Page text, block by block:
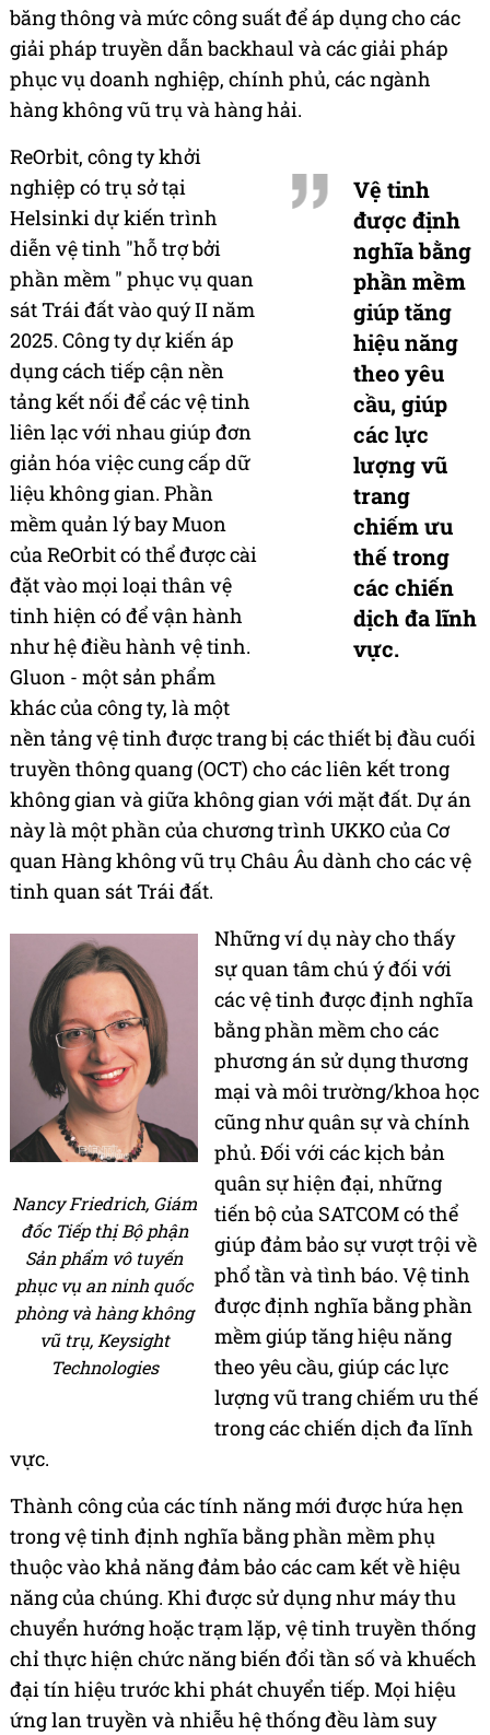
băng thông và mức công suất để áp dụng cho các
giải pháp truyền dẫn backhaul và các giải pháp
phục vụ doanh nghiệp, chính phủ, các ngành
hàng không vũ trụ và hàng hải.
Vệ tinh
được định
nghĩa bằng
phần mềm
giúp tăng
hiệu năng
theo yêu
cầu, giúp
các lực
lượng vũ
trang
chiếm ưu
thế trong
các chiến
dịch đa lĩnh
vực.
ReOrbit, công ty khởi
nghiệp có trụ sở tại
Helsinki dự kiến trình
diễn vệ tinh "hỗ trợ bởi
phần mềm " phục vụ quan
sát Trái đất vào quý II năm
2025. Công ty dự kiến áp
dụng cách tiếp cận nền
tảng kết nối để các vệ tinh
liên lạc với nhau giúp đơn
giản hóa việc cung cấp dữ
liệu không gian. Phần
mềm quản lý bay Muon
của ReOrbit có thể được cài
đặt vào mọi loại thân vệ
tinh hiện có để vận hành
như hệ điều hành vệ tinh.
Gluon - một sản phẩm
khác của công ty, là một
nền tảng vệ tinh được trang bị các thiết bị đầu cuối
truyền thông quang (OCT) cho các liên kết trong
không gian và giữa không gian với mặt đất. Dự án
này là một phần của chương trình UKKO của Cơ
quan Hàng không vũ trụ Châu Âu dành cho các vệ
tinh quan sát Trái đất.
Nancy Friedrich, Giám
đốc Tiếp thị Bộ phận
Sản phẩm vô tuyến
phục vụ an ninh quốc
phòng và hàng không
vũ trụ, Keysight
Technologies
Những ví dụ này cho thấy
sự quan tâm chú ý đối với
các vệ tinh được định nghĩa
bằng phần mềm cho các
phương án sử dụng thương
mại và môi trường/khoa học
cũng như quân sự và chính
phủ. Đối với các kịch bản
quân sự hiện đại, những
tiến bộ của SATCOM có thể
giúp đảm bảo sự vượt trội về
phổ tần và tình báo. Vệ tinh
được định nghĩa bằng phần
mềm giúp tăng hiệu năng
theo yêu cầu, giúp các lực
lượng vũ trang chiếm ưu thế
trong các chiến dịch đa lĩnh
vực.
Thành công của các tính năng mới được hứa hẹn
trong vệ tinh định nghĩa bằng phần mềm phụ
thuộc vào khả năng đảm bảo các cam kết về hiệu
năng của chúng. Khi được sử dụng như máy thu
chuyển hướng hoặc trạm lặp, vệ tinh truyền thống
chỉ thực hiện chức năng biến đổi tần số và khuếch
đại tín hiệu trước khi phát chuyển tiếp. Mọi hiệu
ứng lan truyền và nhiễu hệ thống đều làm suy